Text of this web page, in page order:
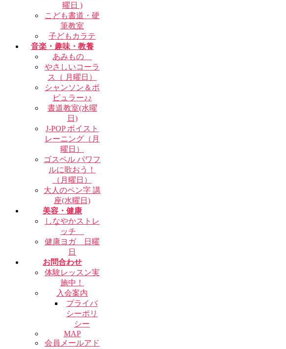
曜日 )
こども書道・硬
筆教室
子どもカラテ
音楽・趣味・教養
あみもの
やさしいコーラ
ス（ 月曜日）
シャンソン＆ポ
ピュラー♪♪
書道教室(水曜
日)
J-POP ボイスト
レーニング（月
曜日）
ゴスペル パワフ
ルに歌おう！
（月曜日）
大人のペン字 講
座(水曜日)
美容・健康
しなやかストレ
ッチ
健康ヨガ 日曜
日
お問合わせ
体験レッスン実
施中！
入会案内
プライバ
シーポリ
シー
MAP
会員メールアド